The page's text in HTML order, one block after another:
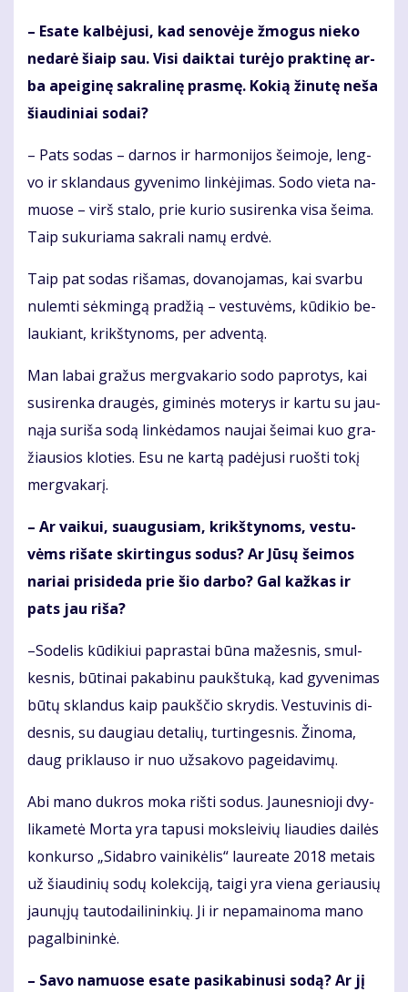
– Esa­te kal­bė­ju­si, kad se­no­vė­je žmo­gus nie­ko
ne­da­rė šiaip sau. Vi­si daik­tai tu­rė­jo prak­ti­nę ar­
ba apei­gi­nę sak­ra­li­nę pras­mę. Ko­kią ži­nu­tę ne­ša
šiau­di­niai so­dai?
– Pats so­das – dar­nos ir har­mo­ni­jos šei­mo­je, leng­
vo ir sklan­daus gy­ve­ni­mo lin­kė­ji­mas. So­do vie­ta na­
muo­se – virš sta­lo, prie ku­rio su­si­ren­ka vi­sa šei­ma.
Taip su­ku­ria­ma sak­ra­li na­mų erd­vė.
Taip pat so­das ri­ša­mas, do­va­no­ja­mas, kai svar­bu
nu­lem­ti sėk­min­gą pra­džią – ves­tu­vėms, kū­di­kio be­
lau­kiant, krikš­ty­noms, per ad­ven­tą.
Man la­bai gra­žus merg­va­ka­rio so­do pa­pro­tys, kai
su­si­ren­ka drau­gės, gi­mi­nės mo­te­rys ir kar­tu su jau­
ną­ja su­ri­ša so­dą lin­kė­da­mos nau­jai šei­mai kuo gra­
žiau­sios klo­ties. Esu ne kar­tą pa­dė­ju­si ruoš­ti to­kį
merg­va­ka­rį.
– Ar vai­kui, su­au­gu­siam, krikš­ty­noms, ves­tu­
vėms ri­ša­te skir­tin­gus so­dus? Ar Jū­sų šei­mos
na­riai pri­si­de­da prie šio dar­bo? Gal kaž­kas ir
pats jau ri­ša?
–So­de­lis kū­di­kiui pa­pras­tai bū­na ma­žes­nis, smul­
kes­nis, bū­ti­nai pa­ka­bi­nu paukš­tu­ką, kad gy­ve­ni­mas
bū­tų sklan­dus kaip paukš­čio skry­dis. Ves­tu­vi­nis di­
des­nis, su dau­giau de­ta­lių, tur­tin­ges­nis. Ži­no­ma,
daug pri­klau­so ir nuo už­sa­ko­vo pa­gei­da­vi­mų.
Abi ma­no duk­ros mo­ka riš­ti so­dus. Jau­nes­nio­ji dvy­
li­ka­me­tė Mor­ta yra ta­pu­si moks­lei­vių liau­dies dai­lės
kon­kur­so „Si­dab­ro vai­ni­kė­lis“ lau­re­a­te 2018 me­tais
už šiau­di­nių so­dų ko­lek­ci­ją, tai­gi yra vie­na ge­riau­sių
jau­nų­jų tau­to­dai­li­nin­kių. Ji ir ne­pa­mai­no­ma ma­no
pa­gal­bi­nin­kė.
– Sa­vo na­muo­se esa­te pa­si­ka­bi­nu­si so­dą? Ar jį